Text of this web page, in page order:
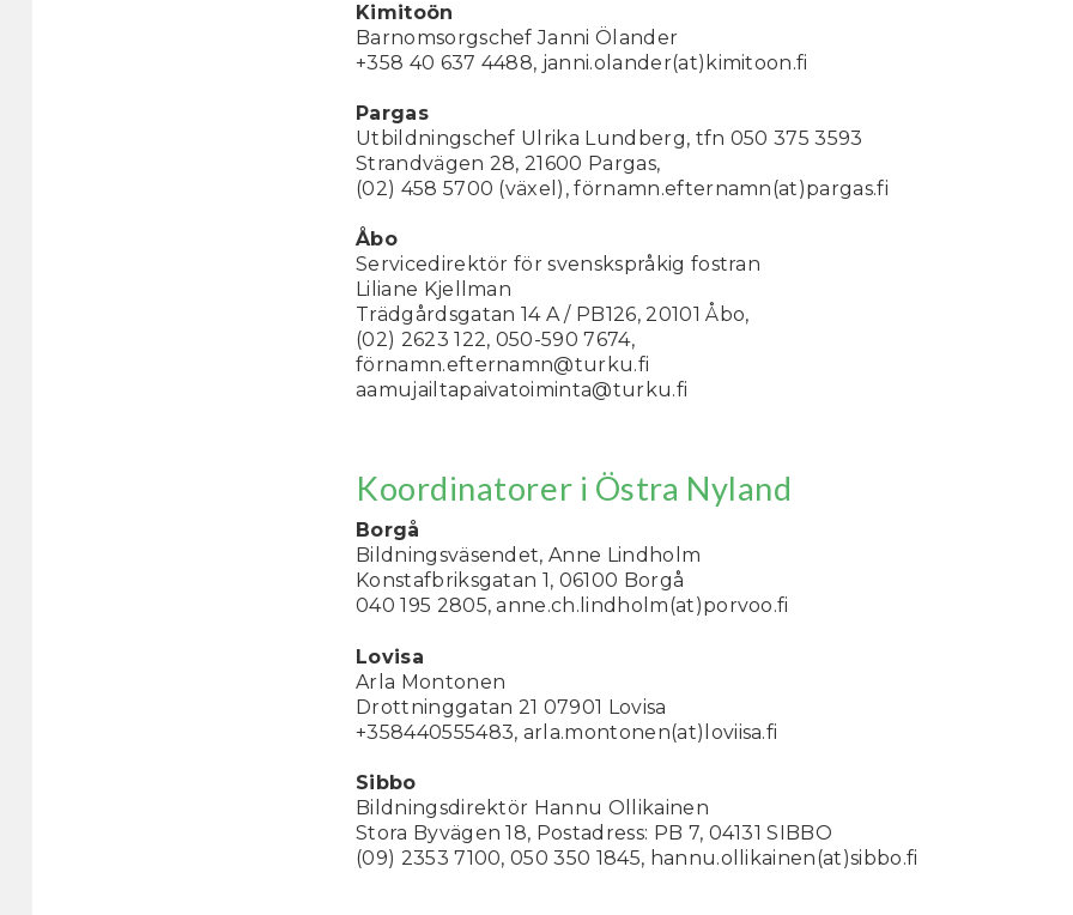
Kimitoön
Barnomsorgschef Janni Ölander
+358 40 637 4488, janni.olander(at)kimitoon.fi
Pargas
Utbildningschef Ulrika Lundberg, tfn 050 375 3593
Strandvägen 28, 21600 Pargas,
(02) 458 5700 (växel), förnamn.efternamn(at)pargas.fi
Åbo
Servicedirektör för svenskspråkig fostran
Liliane Kjellman
Trädgårdsgatan 14 A / PB126, 20101 Åbo,
(02) 2623 122, 050-590 7674,
förnamn.efternamn@turku.fi
aamujailtapaivatoiminta@turku.fi
Koordinatorer i Östra Nyland
Borgå
Bildningsväsendet, Anne Lindholm
Konstafbriksgatan 1, 06100 Borgå
040 195 2805, anne.ch.lindholm(at)porvoo.fi
Lovisa
Arla Montonen
Drottninggatan 21 07901 Lovisa
+358440555483, arla.montonen(at)loviisa.fi
Sibbo
Bildningsdirektör Hannu Ollikainen
Stora Byvägen 18, Postadress: PB 7, 04131 SIBBO
(09) 2353 7100, 050 350 1845, hannu.ollikainen(at)sibbo.fi